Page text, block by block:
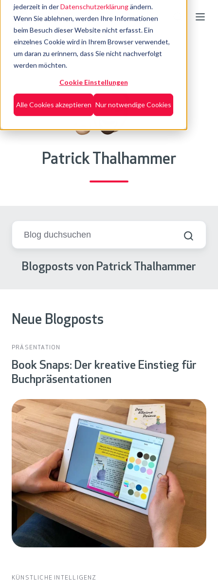
jederzeit in derDatenschutzerklärungändern.
Wenn Sie ablehnen, werden Ihre Informationen
beim Besuch dieser Website nicht erfasst. Ein
einzelnes Cookie wird in Ihrem Browser verwendet,
um daran zu erinnern, dass Sie nicht nachverfolgt
werden möchten.
Cookie Einstellungen
Alle Cookies akzeptieren Nur notwendige Cookies
Patrick Thalhammer
Blogposts von Patrick Thalhammer
Neue Blogposts
PRÄSENTATION
Book Snaps: Der kreative Einstieg für
Buchpräsentationen
KÜNSTLICHE INTELLIGENZ